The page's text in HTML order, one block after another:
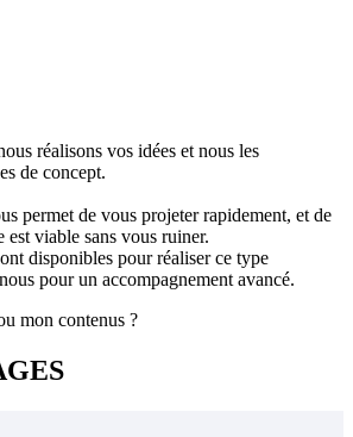
réalisons vos idées et nous les
de concept.
permet de vous projeter rapidement, et de
viable sans vous ruiner.
disponibles pour réaliser ce type
pour un accompagnement avancé.
mon contenus ?